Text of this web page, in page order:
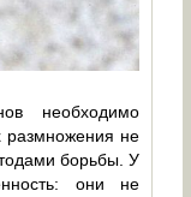
необходимо
размножения не
борьбы. У
они не